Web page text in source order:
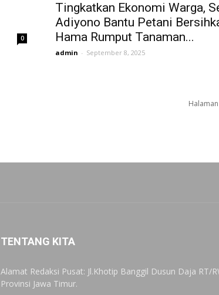
0
Tingkatkan Ekonomi Warga,
Adiyono Bantu Petani
Hama Rumput Tanaman...
admin - September 8, 2025
TENTANG KITA
Alamat Redaksi Pusat: Jl.Khotip Banggil Dusun Daja
Provinsi Jawa Timur.